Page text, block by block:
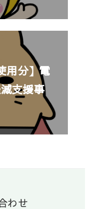
用分】電
支援事
わせ